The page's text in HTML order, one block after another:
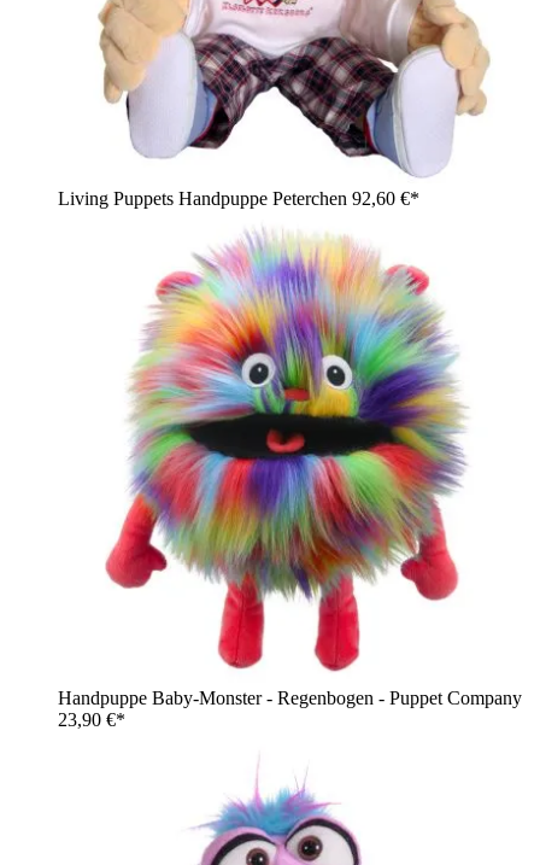
Living Puppets Handpuppe Peterchen 92,60 €*
Handpuppe Baby-Monster - Regenbogen - Puppet Company
23,90 €*